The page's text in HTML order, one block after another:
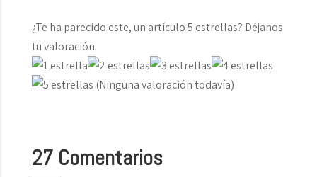
¿Te ha parecido este, un artículo 5 estrellas? Déjanos
tu valoración:
(Ninguna valoración todavía)
27 Comentarios